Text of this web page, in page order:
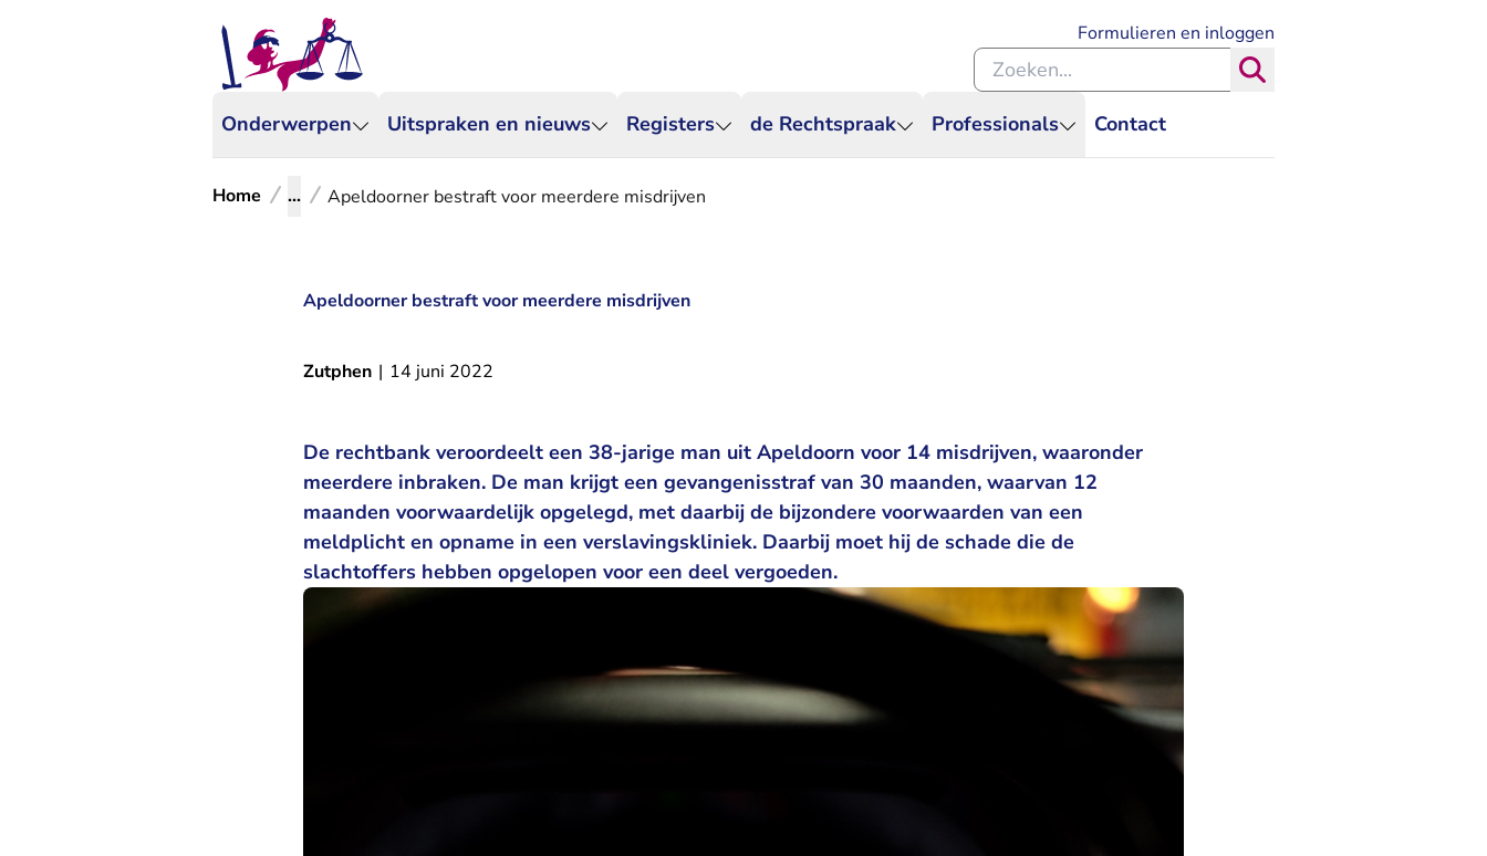
Onderwerpen Uitspraken en nieuws Registers de Rechtspraak Professionals Contact
Formulieren en inloggen
Zoeken binnen de Rechtspraak
Home ... Apeldoorner bestraft voor meerdere misdrijven
Apeldoorner bestraft voor meerdere misdrijven
Zutphen | 14 juni 2022
De rechtbank veroordeelt een 38-jarige man uit Apeldoorn voor 14 misdrijven, waaronder
meerdere inbraken. De man krijgt een gevangenisstraf van 30 maanden, waarvan 12
maanden voorwaardelijk opgelegd, met daarbij de bijzondere voorwaarden van een
meldplicht en opname in een verslavingskliniek. Daarbij moet hij de schade die de
slachtoffers hebben opgelopen voor een deel vergoeden.